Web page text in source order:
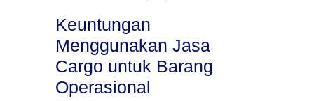
Keuntungan
Menggunakan Jasa
Cargo untuk Barang
Operasional